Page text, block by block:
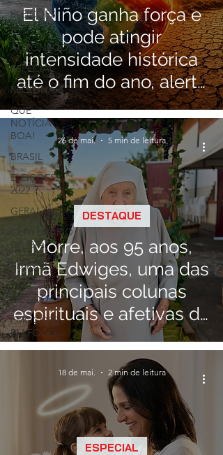
ELEIÇÕES
2020
AGRONEGÓCIO
ESPECIAL
REGIONAIS
QUE
NOTÍCIA
BOA!
BRASIL
ELEIÇÕES
2022
GERAL
CENTENÁRIO
DE IBIÁ
ELEIÇÕES
2024
MUNDO
EMOÇÕES
EM FOCO
El Niño ganha força e
pode atingir
intensidade histórica
até o fim do ano, alerta
NOAA
Morre, aos 95 anos,
Irmã Edwiges, uma das
principais colunas
espirituais e afetivas de
Ibiá
DESTAQUE
26 de mai. 5 min de leitura
ESPECIAL
18 de mai. 2 min de leitura